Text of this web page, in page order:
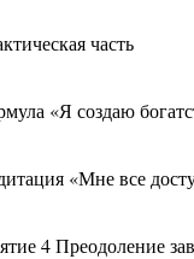
часть
«Я создаю
«Мне все
4 Преодоление